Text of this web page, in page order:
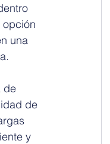
opción
una
de
de
y